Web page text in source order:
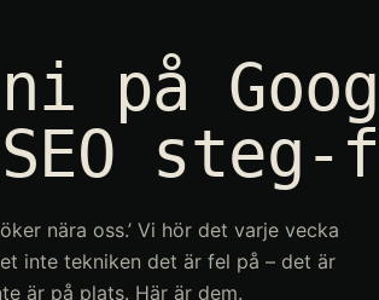
på
steg-
nära oss.’ Vi hör det varje vecka
inte tekniken det är fel på – det är
är på plats. Här är dem.